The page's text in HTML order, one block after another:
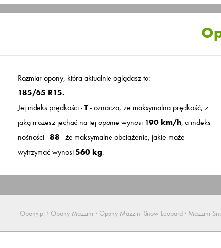
Rozmiar opony, którą aktualnie oglądasz to:
185/65 R15.
Jej indeks prędkości - T - oznacza, że maksymalna prędkość, z
jaką możesz jechać na tej oponie wynosi 190 km/h, a indeks
nośności - 88 - że maksymalne obciążenie, jakie może
wytrzymać wynosi 560 kg.
Opony.pl › Opony Mazzini › Opony Mazzini Snow Leopard › Mazzini